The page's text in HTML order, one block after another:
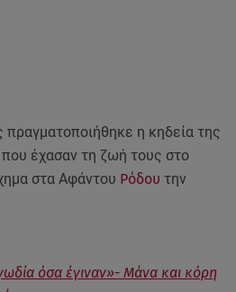
πραγματοποιήθηκε η κηδεία της
έχασαν τη ζωή τους στο
στα Αφάντου Ρόδου την
όσα έγιναν»- Μάνα και κόρη